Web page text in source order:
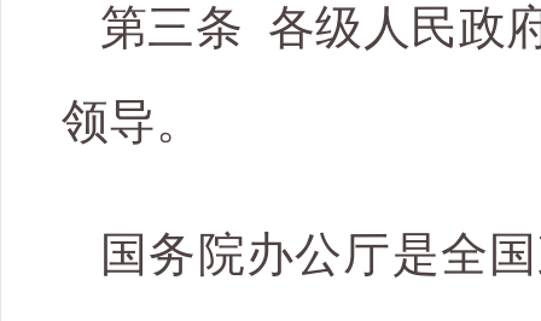
第三条 各级人民政
领导。
国务院办公厅是全